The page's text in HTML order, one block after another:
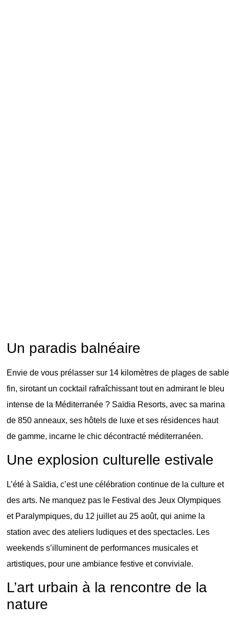
Un paradis balnéaire
Envie de vous prélasser sur 14 kilomètres de plages de sable
fin, sirotant un cocktail rafraîchissant tout en admirant le bleu
intense de la Méditerranée ? Saïdia Resorts, avec sa marina
de 850 anneaux, ses hôtels de luxe et ses résidences haut
de gamme, incarne le chic décontracté méditerranéen.
Une explosion culturelle estivale
L’été à Saïdia, c’est une célébration continue de la culture et
des arts. Ne manquez pas le Festival des Jeux Olympiques
et Paralympiques, du 12 juillet au 25 août, qui anime la
station avec des ateliers ludiques et des spectacles. Les
weekends s’illuminent de performances musicales et
artistiques, pour une ambiance festive et conviviale.
L’art urbain à la rencontre de la
nature